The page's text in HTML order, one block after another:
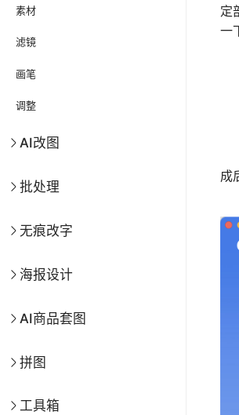
素材
滤镜
画笔
调整
AI改图
批处理
无痕改字
海报设计
AI商品套图
拼图
工具箱
定
一
成